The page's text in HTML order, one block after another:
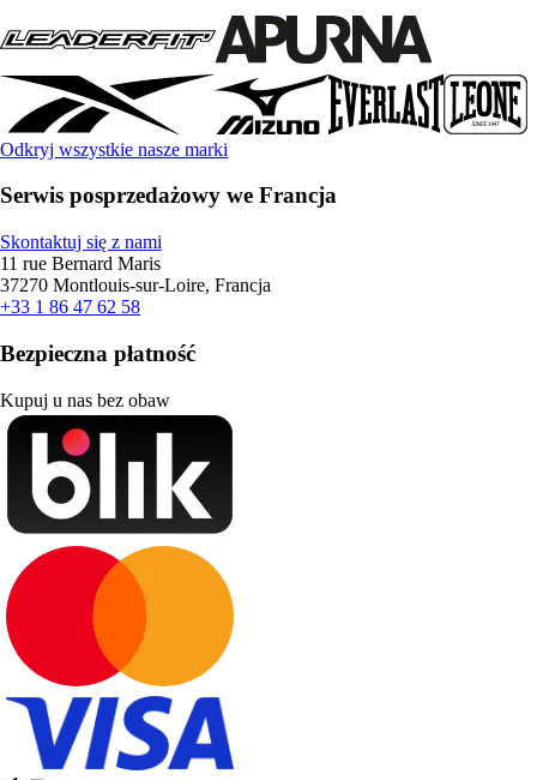
Odkryj wszystkie nasze marki
Serwis posprzedażowy we Francja
Skontaktuj się z nami
11 rue Bernard Maris
37270 Montlouis-sur-Loire, Francja
+33 1 86 47 62 58
Bezpieczna płatność
Kupuj u nas bez obaw